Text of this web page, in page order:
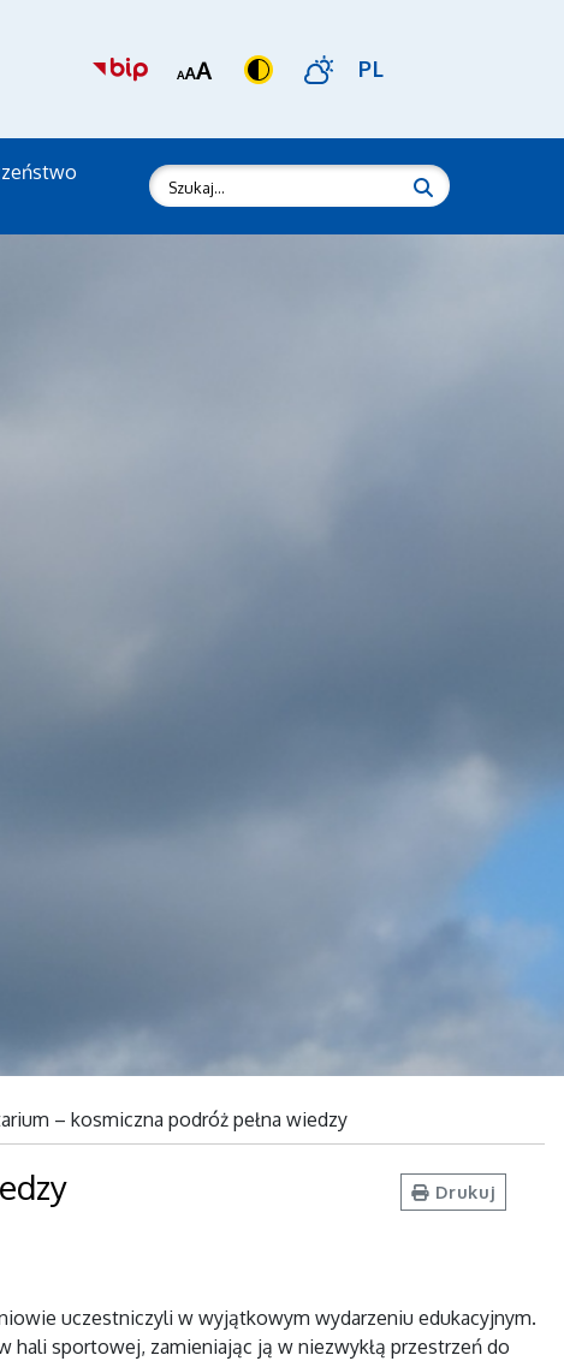
PL
– kosmiczna podróż pełna wiedzy
Drukuj
uczestniczyli w wyjątkowym wydarzeniu edukacyjnym.
hali sportowej, zamieniając ją w niezwykłą przestrzeń do